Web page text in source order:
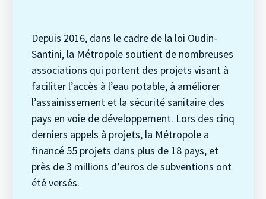
Depuis 2016, dans le cadre de la loi Oudin-
Santini, la Métropole soutient de nombreuses
associations qui portent des projets visant à
faciliter l’accès à l’eau potable, à améliorer
l’assainissement et la sécurité sanitaire des
pays en voie de développement. Lors des cinq
derniers appels à projets, la Métropole a
financé 55 projets dans plus de 18 pays, et
près de 3 millions d’euros de subventions ont
été versés.